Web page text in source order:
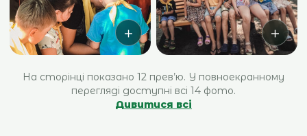
＋ ＋
На сторінці показано 12 прев’ю. У повноекранному
перегляді доступні всі 14 фото.
Дивитися всі